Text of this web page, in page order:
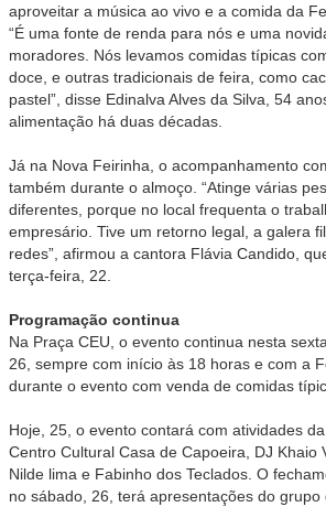
aproveitar a música ao vivo e a comida da
“É uma fonte de renda para nós e uma
moradores. Nós levamos comidas típicas
doce, e outras tradicionais de feira, como
pastel”, disse Edinalva Alves da Silva, 54
alimentação há duas décadas.
Já na Nova Feirinha, o acompanhamento
também durante o almoço. “Atinge várias
diferentes, porque no local frequenta o
empresário. Tive um retorno legal, a galera
redes”, afirmou a cantora Flávia Candido,
terça-feira, 22.
Programação continua
Na Praça CEU, o evento continua nesta
26, sempre com início às 18 horas e com a
durante o evento com venda de comidas
Hoje, 25, o evento contará com atividades
Centro Cultural Casa de Capoeira, DJ Khaio
Nilde lima e Fabinho dos Teclados. O
no sábado, 26, terá apresentações do